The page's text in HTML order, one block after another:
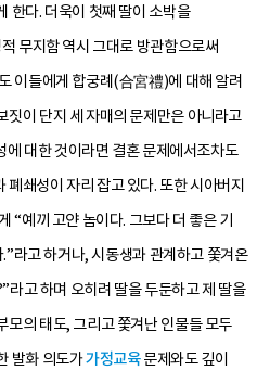
한다. 더욱이 첫째 딸이 소박을
무지함 역시 그대로 방관함으로써
이들에게 합궁례(合宮禮)에 대해 알려
짓이 단지 세 자매의 문제만은 아니라고
에 대한 것이라면 결혼 문제에서조차도
폐쇄성이 자리 잡고 있다. 또한 시아버지
“예끼 고얀 놈이다. 그보다 더 좋은 기
라고 하거나, 시동생과 관계하고 쫓겨온
라고 하며 오히려 딸을 두둔하고 제 딸을
모의 태도, 그리고 쫓겨난 인물들 모두
발화 의도가가정교육문제와도 깊이